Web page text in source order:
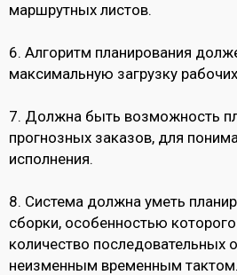
маршрутных листов.
6. Алгоритм планирования
максимальную загрузку
7. Должна быть возможность
прогнозных заказов, для
исполнения.
8. Система должна уметь
сборки, особенностью
количество последовательных
неизменным временным тактом.